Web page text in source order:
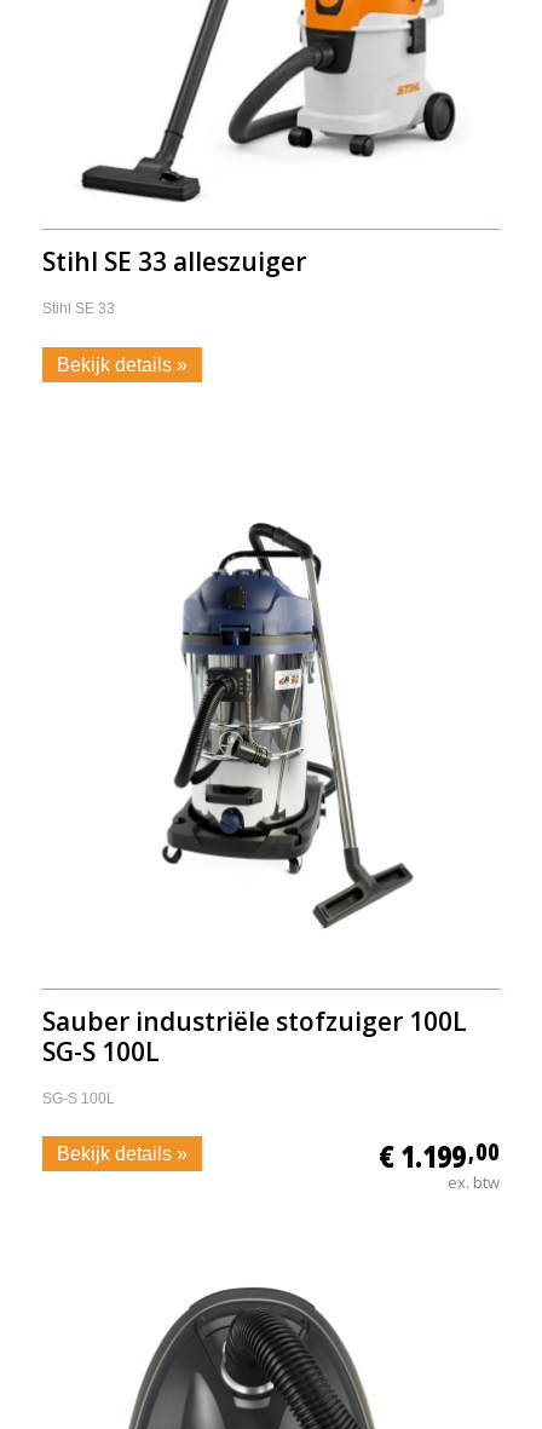
Stihl SE 33 alleszuiger
Stihl SE 33
Bekijk details »
Sauber industriële stofzuiger 100L
SG-S 100L
SG-S 100L
€ 1.199,00
ex. btw
Bekijk details »